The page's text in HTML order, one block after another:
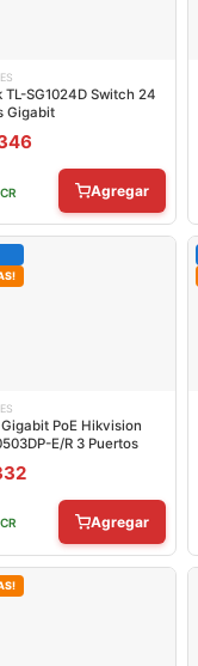
TL-SG1024D Switch 24
Gigabit
Agregar
PoE Hikvision
E/R 3 Puertos
Agregar